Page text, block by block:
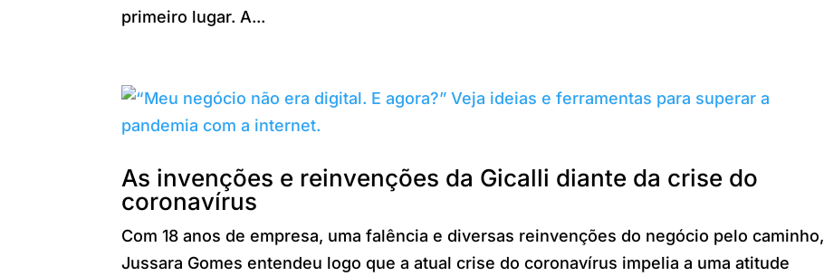
primeiro lugar. A...
As invenções e reinvenções da Gicalli diante da crise do
coronavírus
Com 18 anos de empresa, uma falência e diversas reinvenções do negócio pelo caminho,
Jussara Gomes entendeu logo que a atual crise do coronavírus impelia a uma atitude